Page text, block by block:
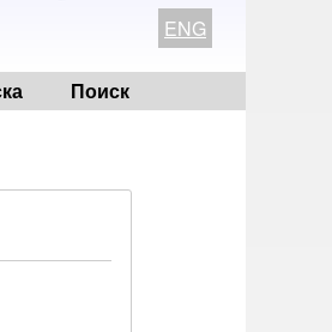
ENG
Поиск